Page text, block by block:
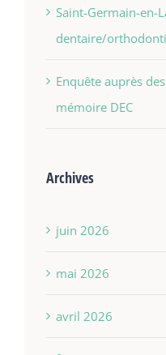
Saint-Germain-en-
dentaire/
Enquête auprès
mémoire DEC
Archives
juin 2026
mai 2026
avril 2026